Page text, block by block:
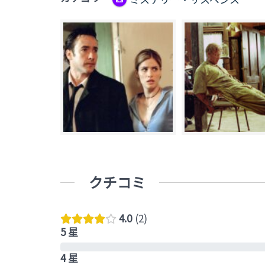
クチコミ
4.0 2
5 星
4 星